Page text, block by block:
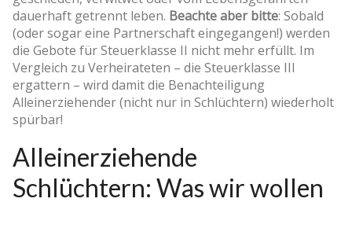
dauerhaft getrennt leben. Beachte aber bitte: Sobald
(oder sogar eine Partnerschaft eingegangen!) werden
die Gebote für Steuerklasse II nicht mehr erfüllt. Im
Vergleich zu Verheirateten – die Steuerklasse III
ergattern – wird damit die Benachteiligung
Alleinerziehender (nicht nur in Schlüchtern) wiederholt
spürbar!
Alleinerziehende
Schlüchtern: Was wir wollen